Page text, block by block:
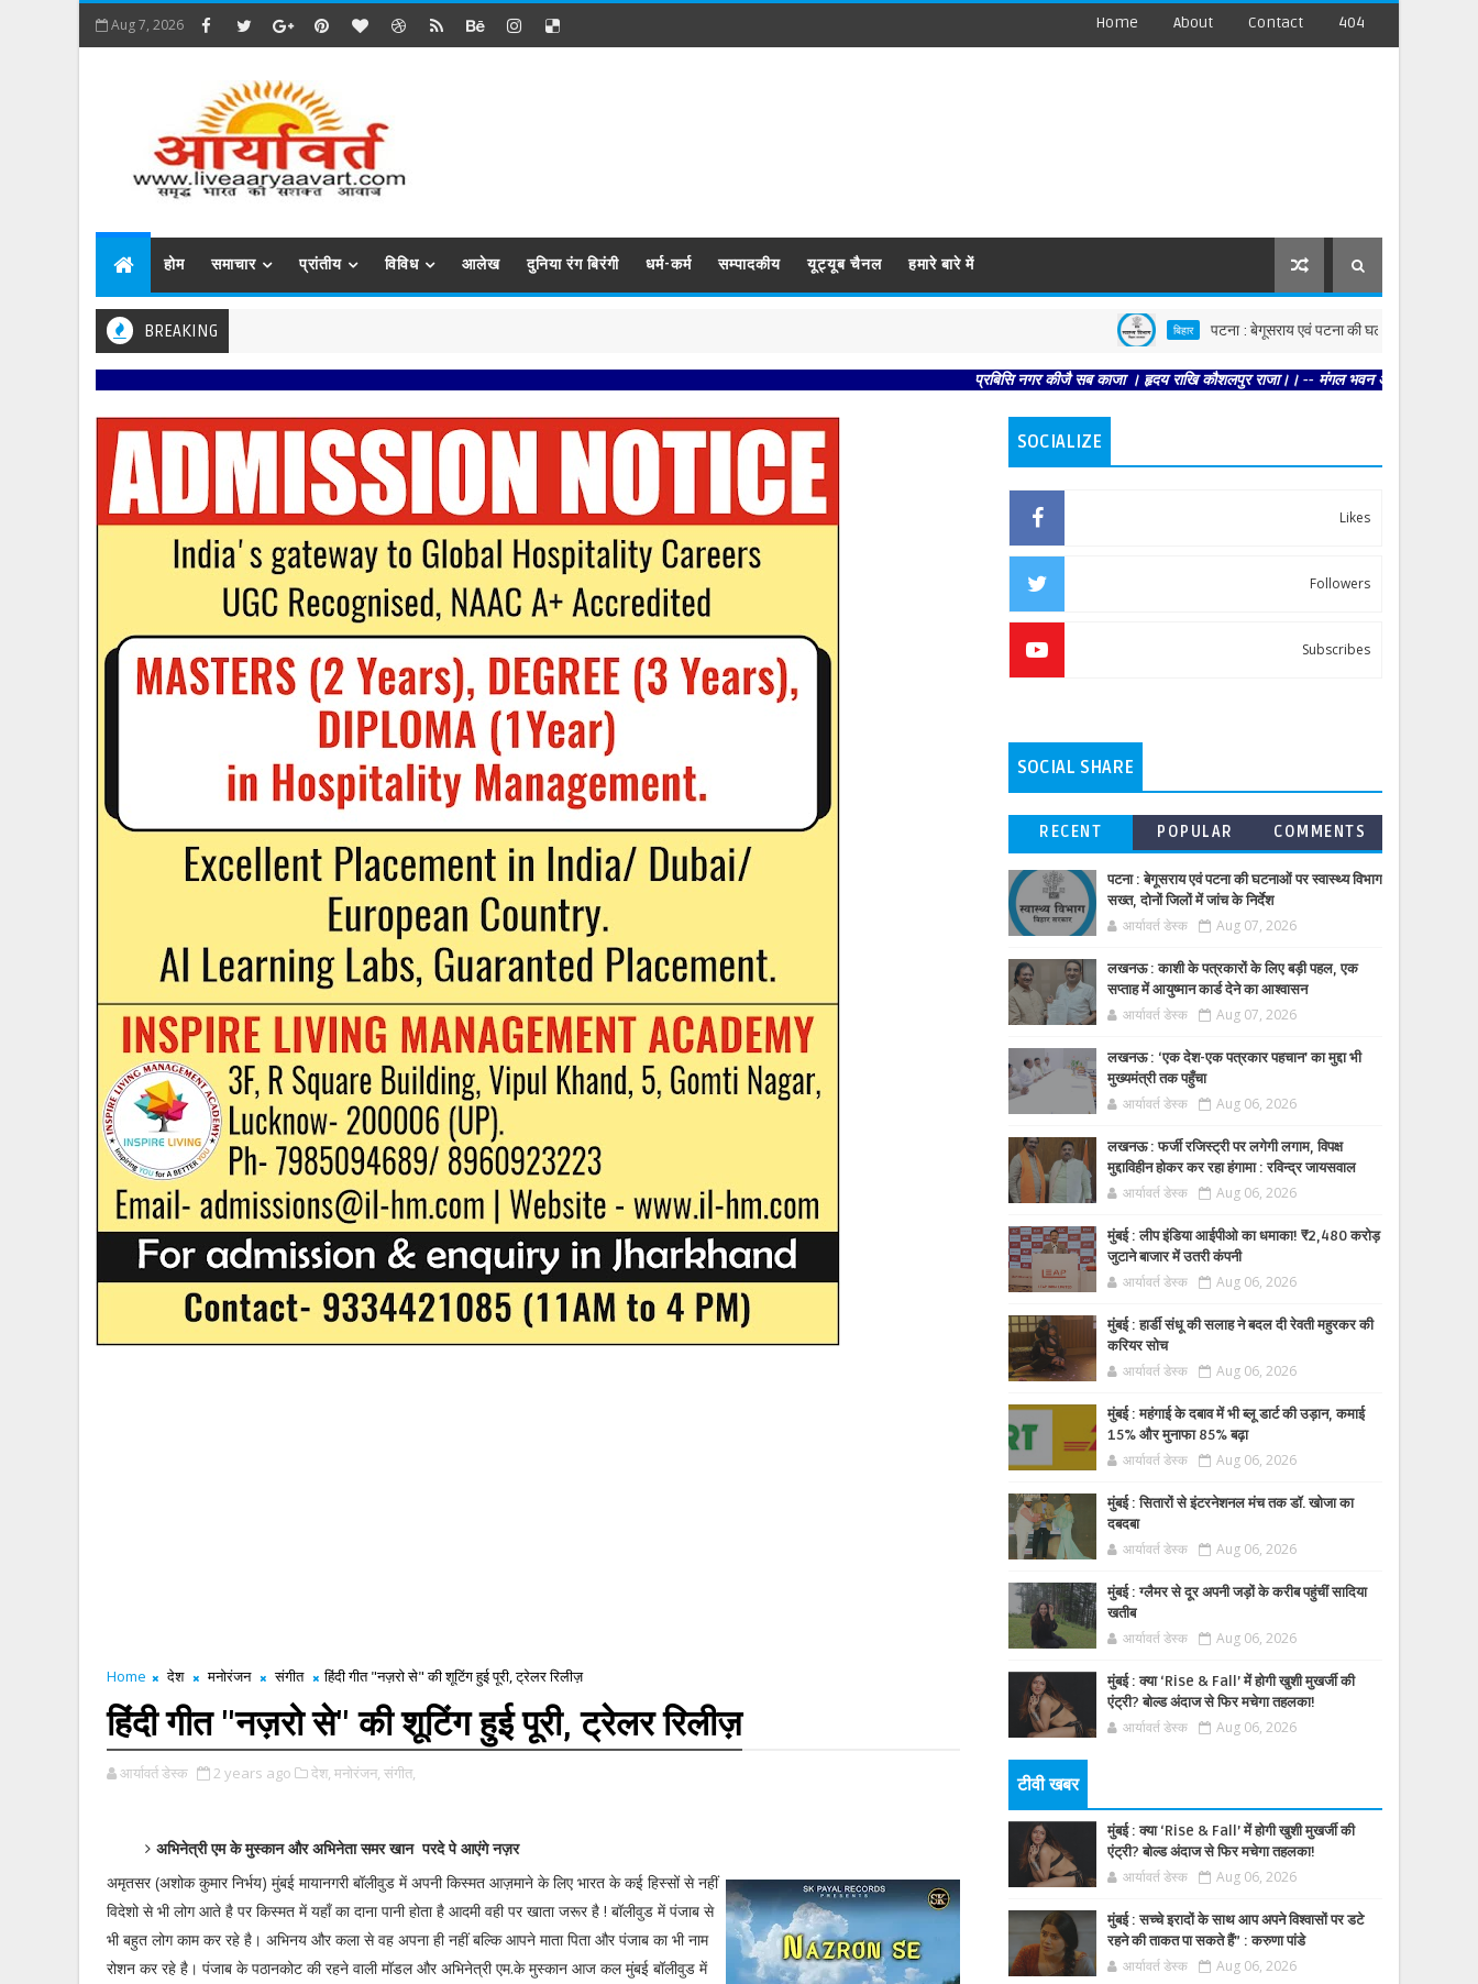
Aug 7, 2026 Home About Contact 404
होम समाचार प्रांतीय विविध आलेख दुनिया रंग बिरंगी धर्म-कर्म सम्पादकीय यूट्यूब चैनल हमारे बारे में
BREAKING बिहार पटना : बेगूसराय एवं पटना की घटनाओं पर स्वास्थ्य विभाग
प्रबिसि नगर कीजै सब काजा । हृदय राखि कौशलपुर राजा।। -- मंगल भवन अमंगल हारी। द्रवहु
Home देश मनोरंजन संगीत हिंदी गीत "नज़रो से" की शूटिंग हुई पूरी, ट्रेलर रिलीज़
हिंदी गीत "नज़रो से" की शूटिंग हुई पूरी, ट्रेलर रिलीज़
आर्यावर्त डेस्क 2 years ago देश, मनोरंजन, संगीत,
अभिनेत्री एम के मुस्कान और अभिनेता समर खान परदे पे आएंगे नज़र
अमृतसर (अशोक कुमार निर्भय) मुंबई मायानगरी बॉलीवुड में अपनी किस्मत आज़माने के लिए भारत के कई हिस्सों से नहीं
विदेशो से भी लोग आते है पर किस्मत में यहाँ का दाना पानी होता है आदमी वही पर खाता जरूर है ! बॉलीवुड में पंजाब से
भी बहुत लोग काम कर रहे है। अभिनय और कला से वह अपना ही नहीं बल्कि आपने माता पिता और पंजाब का भी नाम
रोशन कर रहे है। पंजाब के पठानकोट की रहने वाली मॉडल और अभिनेत्री एम.के मुस्कान आज कल मुंबई बॉलीवुड में
SOCIALIZE
Likes
Followers
Subscribes
SOCIAL SHARE
RECENT POPULAR COMMENTS
पटना : बेगूसराय एवं पटना की घटनाओं पर स्वास्थ्य विभाग
सख्त, दोनों जिलों में जांच के निर्देश
आर्यावर्त डेस्क Aug 07, 2026
लखनऊ : काशी के पत्रकारों के लिए बड़ी पहल, एक
सप्ताह में आयुष्मान कार्ड देने का आश्वासन
आर्यावर्त डेस्क Aug 07, 2026
लखनऊ : ‘एक देश-एक पत्रकार पहचान’ का मुद्दा भी
मुख्यमंत्री तक पहुँचा
आर्यावर्त डेस्क Aug 06, 2026
लखनऊ : फर्जी रजिस्ट्री पर लगेगी लगाम, विपक्ष
मुद्दाविहीन होकर कर रहा हंगामा : रविन्द्र जायसवाल
आर्यावर्त डेस्क Aug 06, 2026
मुंबई : लीप इंडिया आईपीओ का धमाका! ₹2,480 करोड़
जुटाने बाजार में उतरी कंपनी
आर्यावर्त डेस्क Aug 06, 2026
मुंबई : हार्डी संधू की सलाह ने बदल दी रेवती महुरकर की
करियर सोच
आर्यावर्त डेस्क Aug 06, 2026
मुंबई : महंगाई के दबाव में भी ब्लू डार्ट की उड़ान, कमाई
15% और मुनाफा 85% बढ़ा
आर्यावर्त डेस्क Aug 06, 2026
मुंबई : सितारों से इंटरनेशनल मंच तक डॉ. खोजा का
दबदबा
आर्यावर्त डेस्क Aug 06, 2026
मुंबई : ग्लैमर से दूर अपनी जड़ों के करीब पहुंचीं सादिया
खतीब
आर्यावर्त डेस्क Aug 06, 2026
मुंबई : क्या ‘Rise & Fall’ में होगी खुशी मुखर्जी की
एंट्री? बोल्ड अंदाज से फिर मचेगा तहलका!
आर्यावर्त डेस्क Aug 06, 2026
टीवी खबर
मुंबई : क्या ‘Rise & Fall’ में होगी खुशी मुखर्जी की
एंट्री? बोल्ड अंदाज से फिर मचेगा तहलका!
आर्यावर्त डेस्क Aug 06, 2026
मुंबई : सच्चे इरादों के साथ आप अपने विश्वासों पर डटे
रहने की ताकत पा सकते हैं” : करुणा पांडे
आर्यावर्त डेस्क Aug 06, 2026